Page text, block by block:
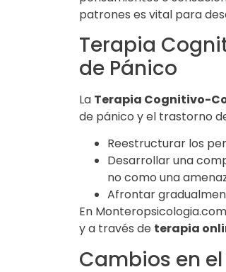
patrones es vital para
Terapia
de Pánico
La Terapia Cognitivo-
de pánico y el trastorno
Reestructurar los
Desarrollar una
no como una
Afrontar
En
y a través de terapia
Cambios en